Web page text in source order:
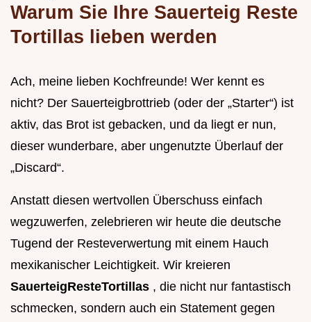
Warum Sie Ihre Sauerteig Reste
Tortillas lieben werden
Ach, meine lieben Kochfreunde! Wer kennt es
nicht? Der Sauerteigbrottrieb (oder der „Starter“) ist
aktiv, das Brot ist gebacken, und da liegt er nun,
dieser wunderbare, aber ungenutzte Überlauf der
„Discard“.
Anstatt diesen wertvollen Überschuss einfach
wegzuwerfen, zelebrieren wir heute die deutsche
Tugend der Resteverwertung mit einem Hauch
mexikanischer Leichtigkeit. Wir kreieren
SauerteigResteTortillas , die nicht nur fantastisch
schmecken, sondern auch ein Statement gegen